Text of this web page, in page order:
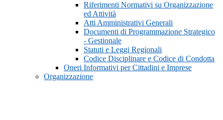
Riferimenti Normativi su Organizzazione
ed Attività
Atti Amministrativi Generali
Documenti di Programmazione Strategico
- Gestionale
Statuti e Leggi Regionali
Codice Disciplinare e Codice di Condotta
Oneri Informativi per Cittadini e Imprese
Organizzazione